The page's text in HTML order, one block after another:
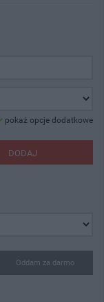
pokaż opcje dodatkowe
DODAJ
Oddam za darmo